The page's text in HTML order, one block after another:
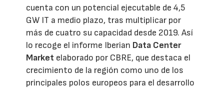
cuenta con un potencial ejecutable de 4,5
GW IT a medio plazo, tras multiplicar por
más de cuatro su capacidad desde 2019. Así
lo recoge el informe Iberian Data Center
Market elaborado por CBRE, que destaca el
crecimiento de la región como uno de los
principales polos europeos para el desarrollo